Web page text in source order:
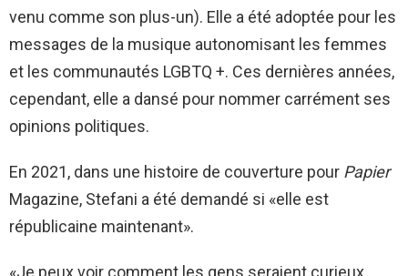
venu comme son plus-un). Elle a été adoptée pour les
messages de la musique autonomisant les femmes
et les communautés LGBTQ +. Ces dernières années,
cependant, elle a dansé pour nommer carrément ses
opinions politiques.
En 2021, dans une histoire de couverture pour Papier
Magazine, Stefani a été demandé si «elle est
républicaine maintenant».
«Je peux voir comment les gens seraient curieux,